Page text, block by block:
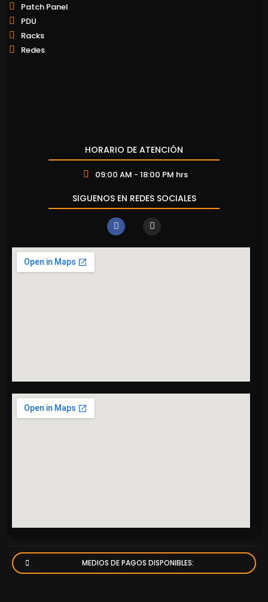
Patch Panel
PDU
Racks
Redes
HORARIO DE ATENCIÓN
09:00 AM - 18:00 PM hrs
SIGUENOS EN REDES SOCIALES
MEDIOS DE PAGOS DISPONIBLES: